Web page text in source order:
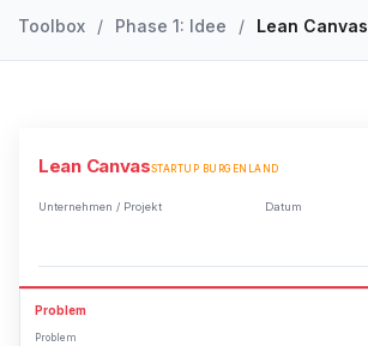
Toolbox / Phase 1: Idee / Lean Canvas
Lean CanvasSTARTUP BURGENLAND
Unternehmen / Projekt Datum
Problem
Problem